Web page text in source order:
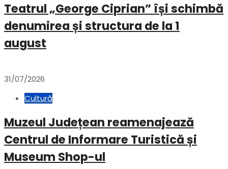
Teatrul „George Ciprian” își schimbă
denumirea și structura de la 1
august
31/07/2026
Cultură
Muzeul Județean reamenajează
Centrul de Informare Turistică și
Museum Shop-ul